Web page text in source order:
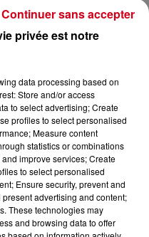
RDC
privée est notre
data processing based on
Store and/or access
to select advertising; Create
profiles to select personalised
Measure content
statistics or combinations
improve services; Create
to select personalised
Ensure security, prevent and
advertising and content;
These technologies may
and browsing data to offer
Continuer sans accepter